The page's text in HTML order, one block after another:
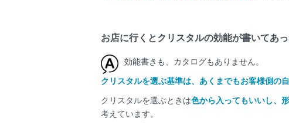
お店に行くとクリスタルの効能が書いてあ
効能書きも、カタログもありません。
クリスタルを選ぶ基準は、あくまでもお客様側の
クリスタルを選ぶときは色から入ってもいいし、
考えています。